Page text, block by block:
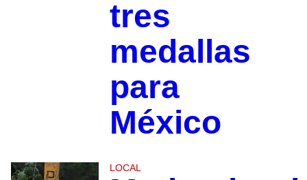
tres
medallas
para
México
LOCAL